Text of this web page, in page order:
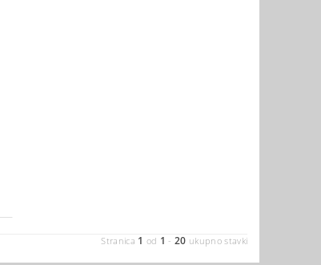
Stranica 1 od 1 -20 ukupno stavki